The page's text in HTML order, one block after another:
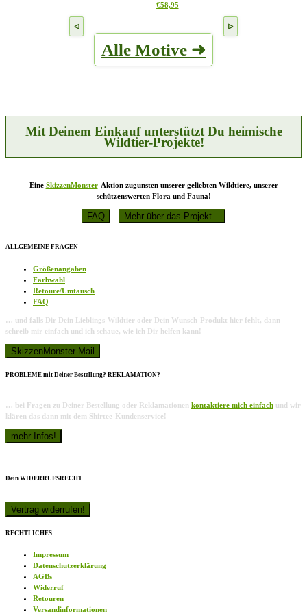
werden
Optionen
Produktseite
gewählt
€58,95Dieses
Varianten
auf.
Produktseite
gewählt
werden
Alle Motive ➜
Mit Deinem Einkauf unterstützt Du heimische
Wildtier-Projekte!
Eine SkizzenMonster-Aktion zugunsten unserer geliebten Wildtiere, unserer
schützenswerten Flora und Fauna!
ALLGEMEINE FRAGEN
Größenangaben
Farbwahl
Retoure/Umtausch
FAQ
… und falls Dir Dein Lieblings-Wildtier oder Dein Wunsch-Produkt hier fehlt, dann
schreib mir einfach und ich schaue, wie ich Dir helfen kann!
PROBLEME mit Deiner Bestellung? REKLAMATION?
… bei Fragen zu Deiner Bestellung oder Reklamationen kontaktiere mich einfach und wir
klären das dann mit dem Shirtee-Kundenservice!
Dein WIDERRUFSRECHT
RECHTLICHES
Impressum
Datenschutzerklärung
AGBs
Widerruf
Retouren
Versandinformationen